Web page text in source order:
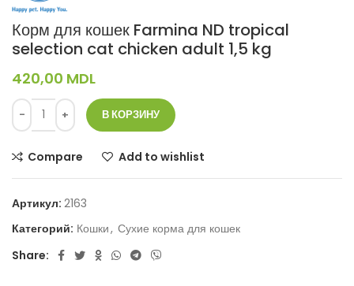
Корм для кошек Farmina ND tropical
selection cat chicken adult 1,5 kg
420,00 MDL
В КОРЗИНУ
Compare Add to wishlist
Артикул: 2163
Категорий: Кошки, Сухие корма для кошек
Share: